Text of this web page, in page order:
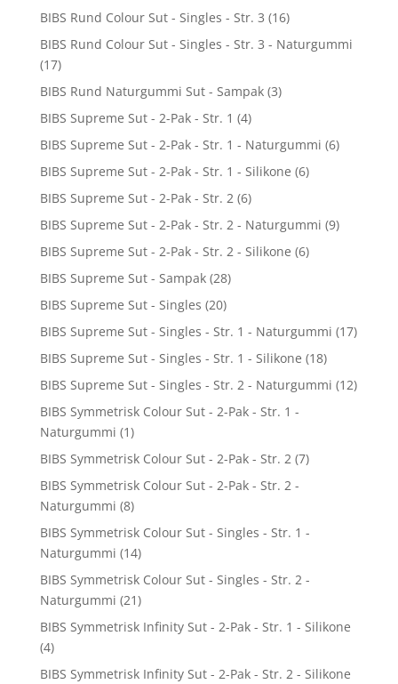
BIBS Rund Colour Sut - Singles - Str. 3 (16)
BIBS Rund Colour Sut - Singles - Str. 3 - Naturgummi
(17)
BIBS Rund Naturgummi Sut - Sampak (3)
BIBS Supreme Sut - 2-Pak - Str. 1 (4)
BIBS Supreme Sut - 2-Pak - Str. 1 - Naturgummi (6)
BIBS Supreme Sut - 2-Pak - Str. 1 - Silikone (6)
BIBS Supreme Sut - 2-Pak - Str. 2 (6)
BIBS Supreme Sut - 2-Pak - Str. 2 - Naturgummi (9)
BIBS Supreme Sut - 2-Pak - Str. 2 - Silikone (6)
BIBS Supreme Sut - Sampak (28)
BIBS Supreme Sut - Singles (20)
BIBS Supreme Sut - Singles - Str. 1 - Naturgummi (17)
BIBS Supreme Sut - Singles - Str. 1 - Silikone (18)
BIBS Supreme Sut - Singles - Str. 2 - Naturgummi (12)
BIBS Symmetrisk Colour Sut - 2-Pak - Str. 1 -
Naturgummi (1)
BIBS Symmetrisk Colour Sut - 2-Pak - Str. 2 (7)
BIBS Symmetrisk Colour Sut - 2-Pak - Str. 2 -
Naturgummi (8)
BIBS Symmetrisk Colour Sut - Singles - Str. 1 -
Naturgummi (14)
BIBS Symmetrisk Colour Sut - Singles - Str. 2 -
Naturgummi (21)
BIBS Symmetrisk Infinity Sut - 2-Pak - Str. 1 - Silikone
(4)
BIBS Symmetrisk Infinity Sut - 2-Pak - Str. 2 - Silikone